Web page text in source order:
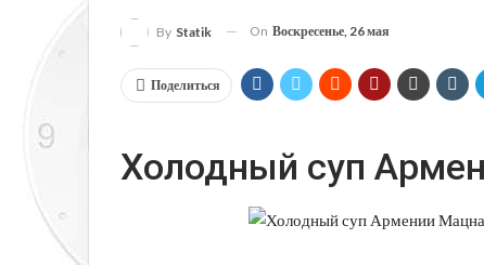
By Statik On Воскресенье, 26 мая
Поделиться
Холодный суп